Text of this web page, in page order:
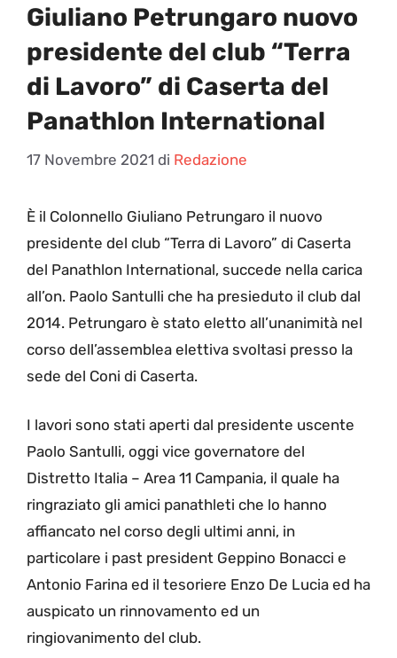
Giuliano Petrungaro nuovo
presidente del club “Terra
di Lavoro” di Caserta del
Panathlon International
17 Novembre 2021 di Redazione
È il Colonnello Giuliano Petrungaro il nuovo
presidente del club “Terra di Lavoro” di Caserta
del Panathlon International, succede nella carica
all’on. Paolo Santulli che ha presieduto il club dal
2014. Petrungaro è stato eletto all’unanimità nel
corso dell’assemblea elettiva svoltasi presso la
sede del Coni di Caserta.
I lavori sono stati aperti dal presidente uscente
Paolo Santulli, oggi vice governatore del
Distretto Italia – Area 11 Campania, il quale ha
ringraziato gli amici panathleti che lo hanno
affiancato nel corso degli ultimi anni, in
particolare i past president Geppino Bonacci e
Antonio Farina ed il tesoriere Enzo De Lucia ed ha
auspicato un rinnovamento ed un
ringiovanimento del club.